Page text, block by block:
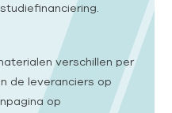
verschillen per
de leveranciers op
op